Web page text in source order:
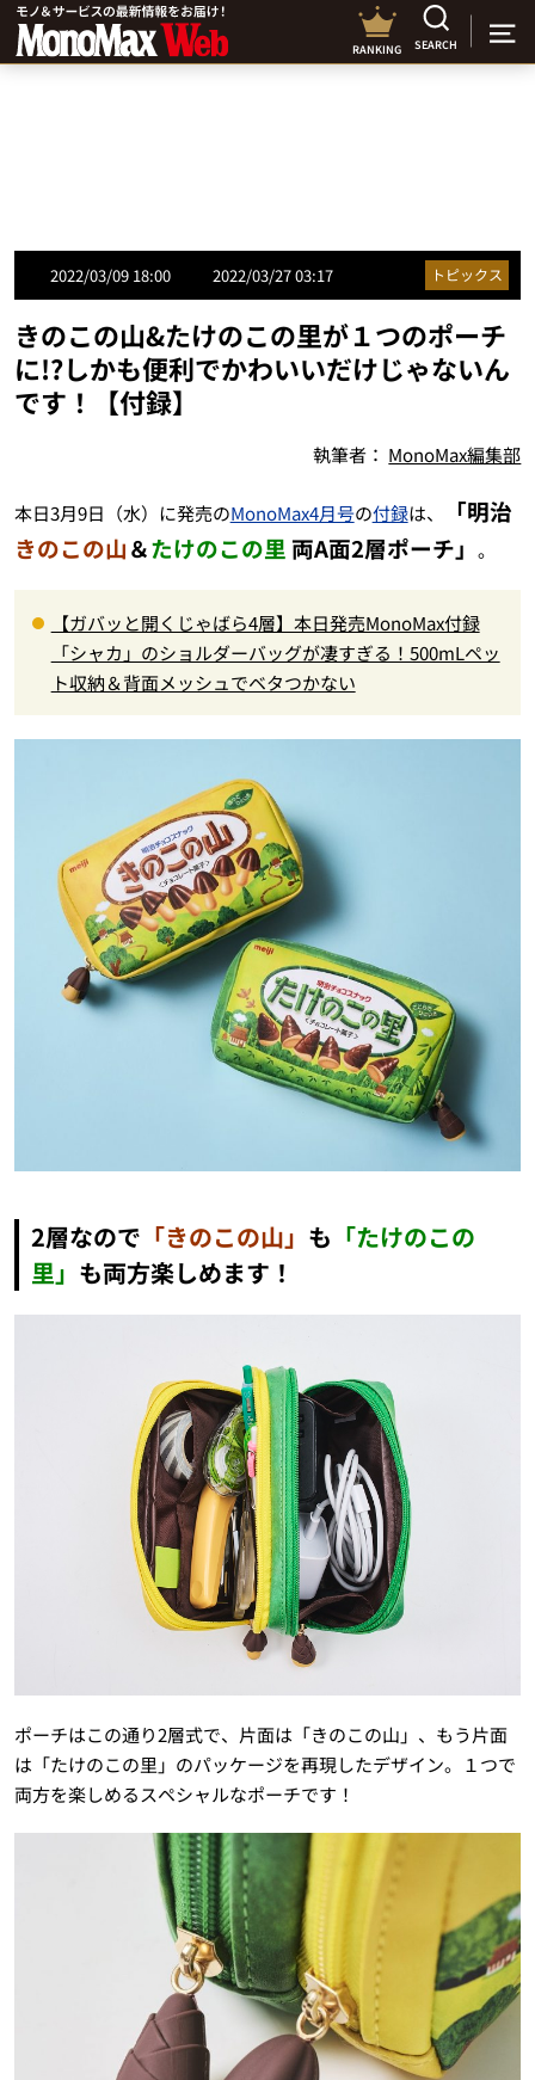
RANKING SEARCH
2022/03/09 18:00 2022/03/27 03:17 トピックス
きのこの山&たけのこの里が１つのポーチ
に!?しかも便利でかわいいだけじゃないん
です！【付録】
執筆者： MonoMax編集部
本日3月9日（水）に発売のMonoMax4月号の付録は、
「明治
きのこの山＆たけのこの里 両A面2層ポーチ」 。
【ガバッと開くじゃばら4層】本日発売MonoMax付録
「シャカ」のショルダーバッグが凄すぎる！500mLペッ
ト収納＆背面メッシュでベタつかない
2層なので 「きのこの山」 も 「たけのこの
里」 も両方楽しめます！
ポーチはこの通り2層式で、片面は「きのこの山」、もう片面
は「たけのこの里」のパッケージを再現したデザイン。１つで
両方を楽しめるスペシャルなポーチです！